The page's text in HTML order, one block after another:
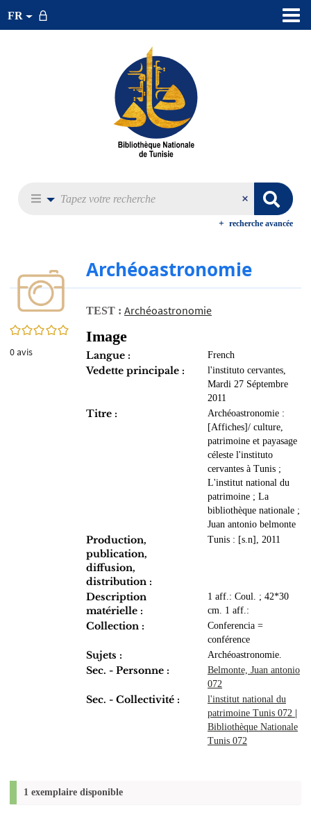
FR
recherche avancée
0/5
0avis
Archéoastronomie
TEST : Archéoastronomie
Image
Langue : French
Vedette principale :
l'instituto cervantes,
Mardi 27 Séptembre
2011
Titre :
Archéoastronomie :
[Affiches]/ culture,
patrimoine et payasage
céleste l'instituto
cervantes à Tunis ;
L'institut national du
patrimoine ; La
bibliothèque nationale ;
Juan antonio belmonte
Production,
publication,
diffusion,
distribution :
Tunis : [s.n], 2011
Description
matérielle :
1 aff.: Coul. ; 42*30
cm. 1 aff.:
Collection :
Conferencia =
conférence
Sujets : Archéoastronomie.
Sec. - Personne :
Belmonte, Juan antonio
072
Sec. - Collectivité :
l'institut national du
patrimoine Tunis 072
Bibliothèque Nationale
Tunis 072
1 exemplaire disponible